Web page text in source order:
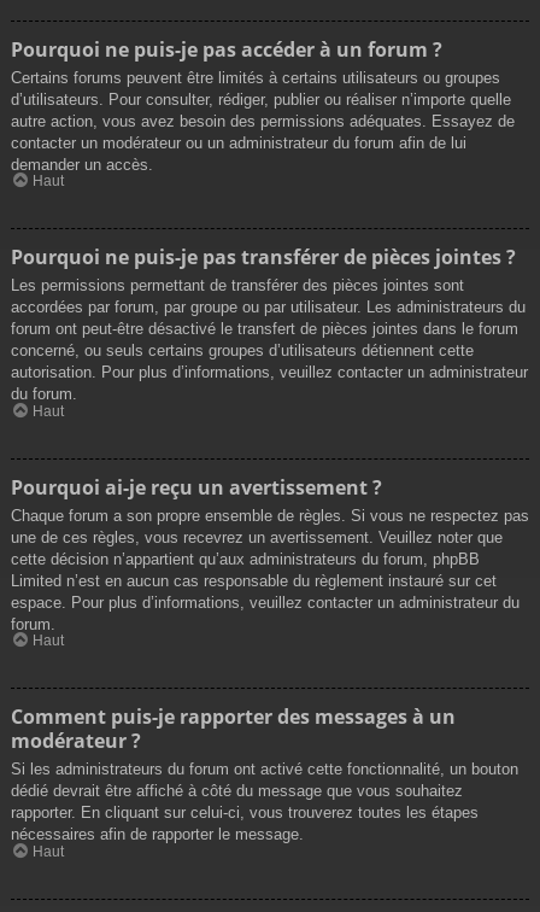
Pourquoi ne puis-je pas accéder à un forum ?
Certains forums peuvent être limités à certains utilisateurs ou groupes
d’utilisateurs. Pour consulter, rédiger, publier ou réaliser n’importe quelle
autre action, vous avez besoin des permissions adéquates. Essayez de
contacter un modérateur ou un administrateur du forum afin de lui
demander un accès.
Haut
Pourquoi ne puis-je pas transférer de pièces jointes ?
Les permissions permettant de transférer des pièces jointes sont
accordées par forum, par groupe ou par utilisateur. Les administrateurs du
forum ont peut-être désactivé le transfert de pièces jointes dans le forum
concerné, ou seuls certains groupes d’utilisateurs détiennent cette
autorisation. Pour plus d’informations, veuillez contacter un administrateur
du forum.
Haut
Pourquoi ai-je reçu un avertissement ?
Chaque forum a son propre ensemble de règles. Si vous ne respectez pas
une de ces règles, vous recevrez un avertissement. Veuillez noter que
cette décision n’appartient qu’aux administrateurs du forum, phpBB
Limited n’est en aucun cas responsable du règlement instauré sur cet
espace. Pour plus d’informations, veuillez contacter un administrateur du
forum.
Haut
Comment puis-je rapporter des messages à un
modérateur ?
Si les administrateurs du forum ont activé cette fonctionnalité, un bouton
dédié devrait être affiché à côté du message que vous souhaitez
rapporter. En cliquant sur celui-ci, vous trouverez toutes les étapes
nécessaires afin de rapporter le message.
Haut